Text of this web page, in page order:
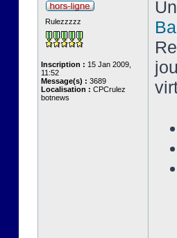
Rulezzzzz
Inscription : 15 Jan 2009,
11:52
Message(s) : 3689
Localisation : CPCrulez
botnews